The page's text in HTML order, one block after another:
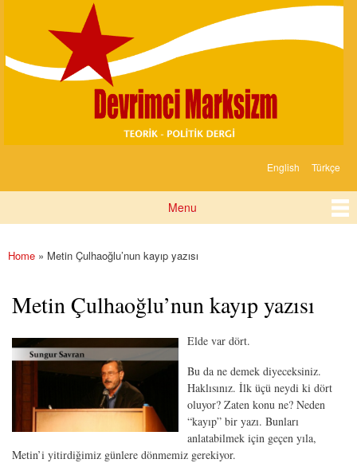
content
Marksizm
English Türkçe
Menu
You are here
Home » Metin Çulhaoğlu’nun kayıp yazısı
Metin Çulhaoğlu’nun kayıp yazısı
Elde var dört.
Bu da ne demek diyeceksiniz.
Haklısınız. İlk üçü neydi ki dört
oluyor? Zaten konu ne? Neden
“kayıp” bir yazı. Bunları
anlatabilmek için geçen yıla,
Metin’i yitirdiğimiz günlere dönmemiz gerekiyor.